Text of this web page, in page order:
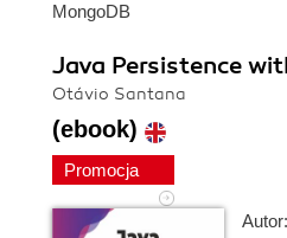
MongoDB
Java Persistence
Otávio Santana
(ebook)
Promocja
Autor: